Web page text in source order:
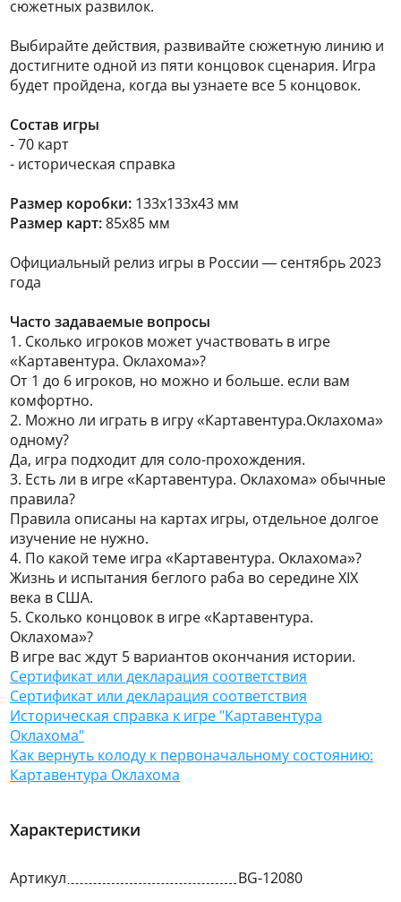
сюжетных развилок.
Выбирайте действия, развивайте сюжетную линию и
достигните одной из пяти концовок сценария. Игра
будет пройдена, когда вы узнаете все 5 концовок.
Состав игры
- 70 карт
- историческая справка
Размер коробки: 133х133х43 мм
Размер карт:85х85 мм
Официальный релиз игры в России — сентябрь 2023
года
Часто задаваемые вопросы
1. Сколько игроков может участвовать в игре
«Картавентура. Оклахома»?
От 1 до 6 игроков, но можно и больше. если вам
комфортно.
2. Можно ли играть в игру «Картавентура.Оклахома»
одному?
Да, игра подходит для соло-прохождения.
3. Есть ли в игре «Картавентура. Оклахома» обычные
правила?
Правила описаны на картах игры, отдельное долгое
изучение не нужно.
4. По какой теме игра «Картавентура. Оклахома»?
Жизнь и испытания беглого раба во середине XIX
века в США.
5. Сколько концовок в игре «Картавентура.
Оклахома»?
В игре вас ждут 5 вариантов окончания истории.
Сертификат или декларация соответствия
Сертификат или декларация соответствия
Историческая справка к игре "Картавентура
Оклахома"
Как вернуть колоду к первоначальному состоянию:
Картавентура Оклахома
Характеристики
Артикул BG-12080